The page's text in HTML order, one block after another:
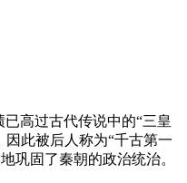
高过古代传说中的“三皇
因此被后人称为“千古第一
巩固了秦朝的政治统治。